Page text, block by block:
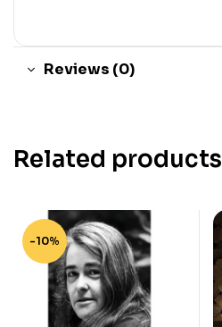
Reviews (0)
Related products
-10%